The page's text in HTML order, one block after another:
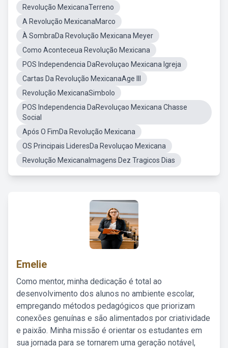
Revolução MexicanaTerreno
A Revolução MexicanaMarco
À SombraDa Revolução Mexicana Meyer
Como Aconteceua Revolução Mexicana
POS Independencia DaRevoluçao Mexicana Igreja
Cartas Da Revolução MexicanaAge III
Revolução MexicanaSimbolo
POS Independencia DaRevoluçao Mexicana Chasse
Social
Após O FimDa Revolução Mexicana
OS Principais LideresDa Revoluçao Mexicana
Revolução MexicanaImagens Dez Tragicos Dias
Emelie
Como mentor, minha dedicação é total ao
desenvolvimento dos alunos no ambiente escolar,
empregando métodos pedagógicos que priorizam
conexões genuínas e são alimentados por criatividade
e paixão. Minha missão é orientar os estudantes em
sua jornada para se tornarem uma geração notável,